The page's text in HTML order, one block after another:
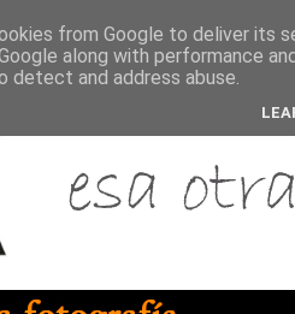
from Google to deliver its
along with performance
detect and address abuse.